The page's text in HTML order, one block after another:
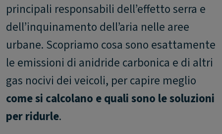
principali responsabili dell’effetto serra e
dell’inquinamento dell’aria nelle aree
urbane. Scopriamo cosa sono esattamente
le emissioni di anidride carbonica e di altri
gas nocivi dei veicoli, per capire meglio
come si calcolano e quali sono le soluzioni
per ridurle.